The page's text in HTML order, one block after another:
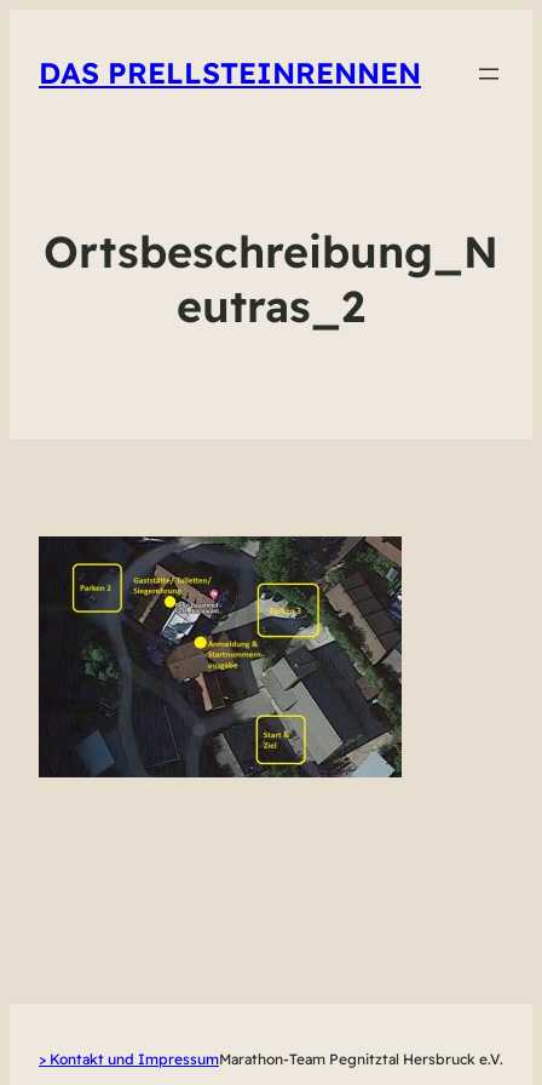
DAS PRELLSTEINRENNEN
Ortsbeschreibung_N
eutras_2
> Kontakt und ImpressumMarathon-Team Pegnitztal Hersbruck e.V.